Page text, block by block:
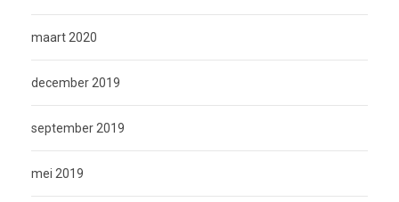
maart 2020
december 2019
september 2019
mei 2019